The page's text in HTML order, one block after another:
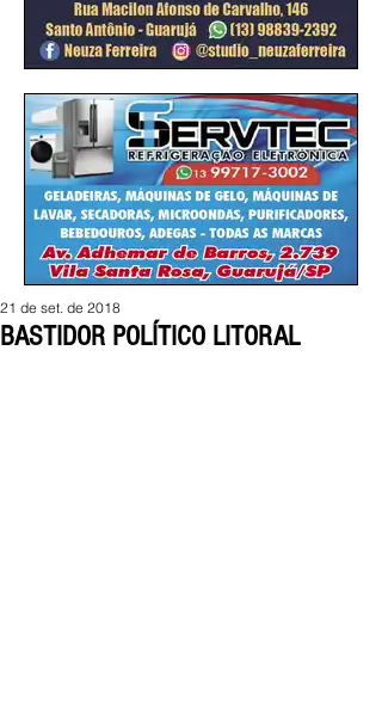
BASTIDOR POLÍTICO LITORAL
21 de set. de 2018